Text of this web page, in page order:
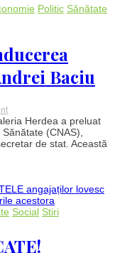
rămase
fără
familie
Politic Sănătate
Baciu
on
Valeria
Herdea
preia
conducerea
lui
Andrei
Baciu
Herdea a preluat
(CNAS),
de stat. Această
Social Stiri